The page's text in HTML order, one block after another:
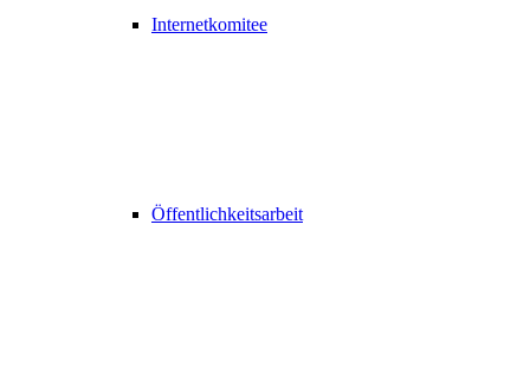
Internetkomitee
Öffentlichkeitsarbeit